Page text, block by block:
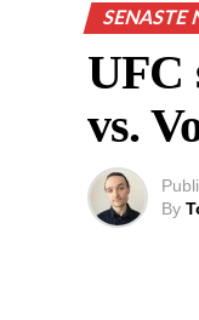
SENASTE
UFC
vs.
By